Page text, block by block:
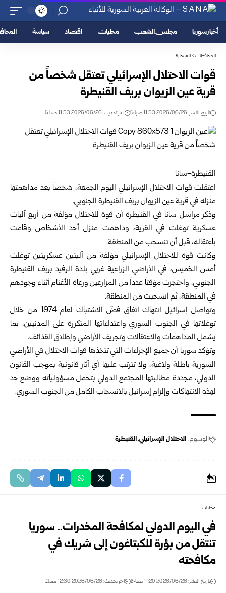
أخبار سوريا مجلس الشعب محليات اقتصاد سياسة
المحافظات>القنيطرة
قوات الاحتلال الإسرائيلي تعتقل شخصاً من
قرية عين الزيوان بريف ‏القنيطرة
تاريخ النشر: 2026/06/26 11:53 صباحًا اخر تحديث: 2026/06/26 11:53 صباحًا
القنيطرة-سانا‏
اعتقلت قوات الاحتلال الإسرائيلي اليوم الجمعة، شخصاً بعد مداهمتها
منزله ‏في قرية عين الزيوان بريفالقنيطرةالجنوبي.‏
وذكر مراسل سانا في القنيطرة أن قوة للاحتلال مؤلفة من أربع آليات
‏عسكرية توغلت في القرية، وداهمت منزل أحد الأشخاص وقامت
باعتقاله، ‏قبل أن تنسحب من المنطقة.‏
وكانت قوة للاحتلال الإسرائيلي مؤلفة من آليتين عسكريتين توغلت
أمس ‏الخميس، في الأراضي الزراعية غربي بلدة الرفيد بريف القنيطرة
الجنوبي، ‏واحتجزت مؤقتاً عدداً من المزارعين ورعاة الأغنام أثناء وجودهم
في ‏المنطقة، ثم انسحبت من المنطقة.‏
وتواصل إسرائيل انتهاك اتفاق فضّ الاشتباك لعام ‌‏1974 ‏من ‏خلال
‏توغلاتها ‏في الجنوب السوري ‏واعتداءاتها ‏المتكررة على ‏المدنيين، ‏بما
‏يشمل ‌‏المداهمات ‏والاعتقالات وتجريف الأراضي ‏وإطلاق ‏القذائف.‏
وتؤكد سوريا أن جميع الإجراءات التي تتخذها قوات ‌‏الاحتلال ‏في ‏الأراضي
‏السورية باطلة ولاغية، ولا ‏تترتب ‏عليها أي آثار ‏قانونية ‌‏بموجب القانون
‏الدولي، ‏مجددة ‏مطالبتها المجتمع الدولي ‏بتحمل ‏مسؤولياته ‏ووضع حد
‏لهذه ‏الانتهاكات وإلزام إسرائيل ‌‏بالانسحاب ‏الكامل ‏من ‏الجنوب السوري.‏
الوسوم: الاحتلال الإسرائيلي القنيطرة
محليات
في اليوم الدولي لمكافحة المخدرات.. سوريا
تنتقل من بؤرة للكبتاغون إلى شريك في
مكافحته
تاريخ النشر: 2026/06/26 11:20 صباحًا اخر تحديث: 2026/06/26 12:30 مساءً